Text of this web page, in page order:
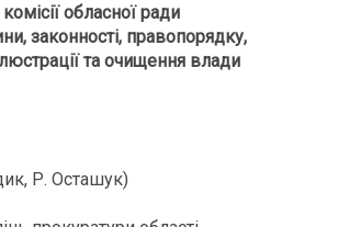
обласної ради
законності, правопорядку,
та очищення влади
Р. Осташук)